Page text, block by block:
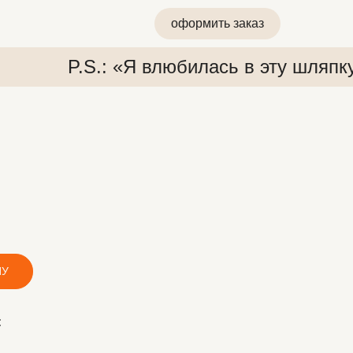
оформить заказ
P.S.: «Я влюбилась в эту
влюбилась в эту шляпку»